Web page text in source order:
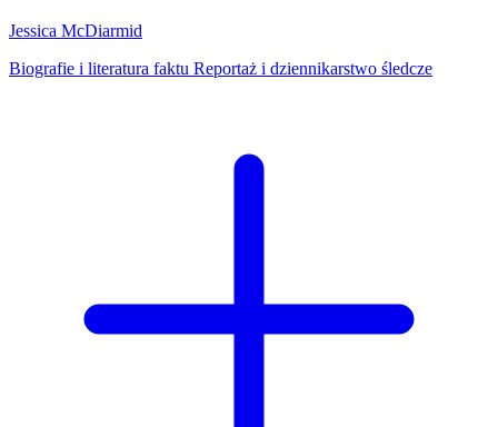
Jessica McDiarmid
Biografie i literatura faktu Reportaż i dziennikarstwo śledcze